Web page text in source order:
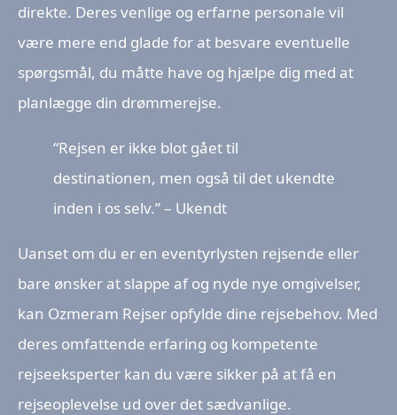
direkte. Deres venlige og erfarne personale vil
være mere end glade for at besvare eventuelle
spørgsmål, du måtte have og hjælpe dig med at
planlægge din drømmerejse.
“Rejsen er ikke blot gået til
destinationen, men også til det ukendte
inden i os selv.” – Ukendt
Uanset om du er en eventyrlysten rejsende eller
bare ønsker at slappe af og nyde nye omgivelser,
kan Ozmeram Rejser opfylde dine rejsebehov. Med
deres omfattende erfaring og kompetente
rejseeksperter kan du være sikker på at få en
rejseoplevelse ud over det sædvanlige.